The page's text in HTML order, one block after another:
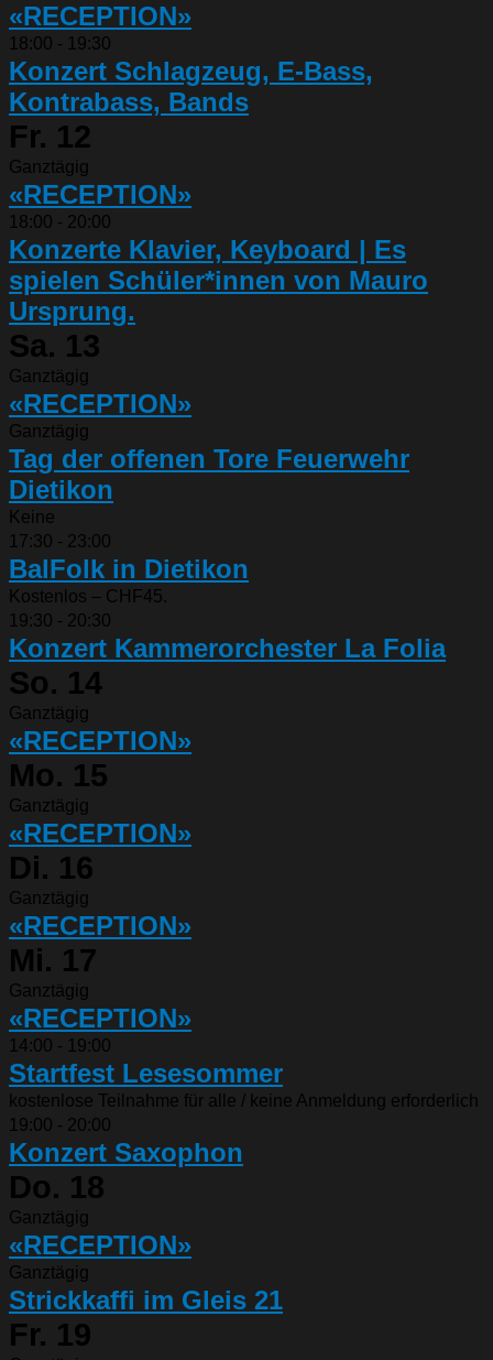
«RECEPTION»
18:00 - 19:30
Konzert Schlagzeug, E-Bass,
Kontrabass, Bands
Fr. 12
Ganztägig
«RECEPTION»
18:00 - 20:00
Konzerte Klavier, Keyboard | Es
spielen Schüler*innen von Mauro
Ursprung.
Sa. 13
Ganztägig
«RECEPTION»
Ganztägig
Tag der offenen Tore Feuerwehr
Dietikon
Keine
17:30 - 23:00
BalFolk in Dietikon
Kostenlos – CHF45.
19:30 - 20:30
Konzert Kammerorchester La Folia
So. 14
Ganztägig
«RECEPTION»
Mo. 15
Ganztägig
«RECEPTION»
Di. 16
Ganztägig
«RECEPTION»
Mi. 17
Ganztägig
«RECEPTION»
14:00 - 19:00
Startfest Lesesommer
kostenlose Teilnahme für alle / keine Anmeldung erforderlich
19:00 - 20:00
Konzert Saxophon
Do. 18
Ganztägig
«RECEPTION»
Ganztägig
Strickkaffi im Gleis 21
Fr. 19